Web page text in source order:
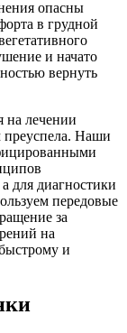
опасны
в грудной
и начато
вернуть
на лечении
преуспела. Наши
для диагностики
передовые
за
на
и